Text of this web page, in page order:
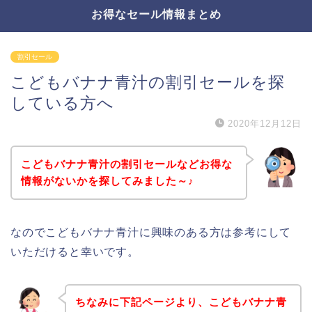
お得なセール情報まとめ
割引セール
こどもバナナ青汁の割引セールを探
している方へ
2020年12月12日
こどもバナナ青汁の割引セールなどお得な
情報がないかを探してみました～♪
なのでこどもバナナ青汁に興味のある方は参考にして
いただけると幸いです。
ちなみに下記ページより、こどもバナナ青